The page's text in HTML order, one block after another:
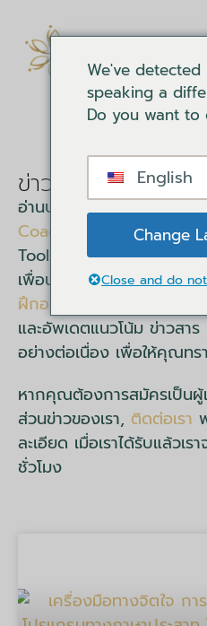
ข่าวสารเครื่องมือจิตใจ
อ่านบทความข่าวทั้งหมดที่เร
Coaching
การอบรมองค์
Tools มีอยู่ในพอร์ตโฟลิโอข
เพื่อนำเสนอข่าวสารและข้อมู
ฝึกอบรม
ข่าวสารของ
และอัพเดตแนวโน้ม ข่าวสา
อย่างต่อเนื่อง เพื่อให้คุณท
หากคุณต้องการสมัครเป็นผู้
ส่วนข่าวของเรา, ติดต่อเรา
ละเอียด เมื่อเราได้รับแล้วเ
ชั่วโมง
We've
speaking a
Do you want to
English
Change
Close and do